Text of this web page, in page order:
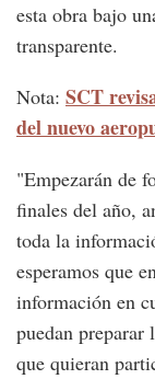
esta obra bajo
transparente.
Nota: SCT
del nuevo
"Empezarán de
finales del año,
toda la
esperamos que
información en
puedan preparar
que quieran